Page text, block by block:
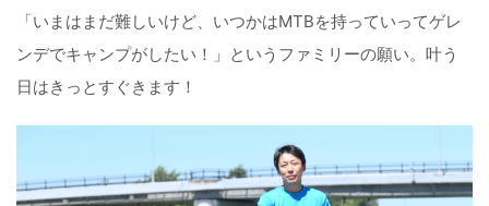
「いまはまだ難しいけど、いつかはMTBを持っていってゲレ
ンデでキャンプがしたい！」というファミリーの願い。叶う
日はきっとすぐきます！